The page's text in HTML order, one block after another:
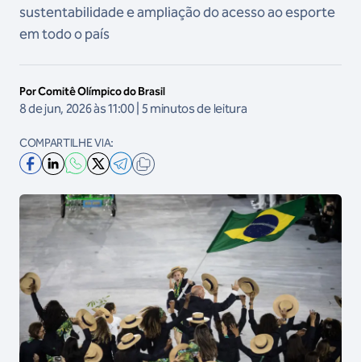
sustentabilidade e ampliação do acesso ao esporte
em todo o país
Por Comitê Olímpico do Brasil
8 de jun, 2026 às 11:00 | 5 minutos de leitura
COMPARTILHE VIA: